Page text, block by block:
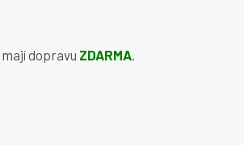
mají dopravu ZDARMA